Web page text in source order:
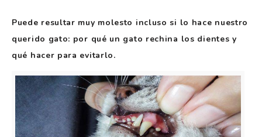
Puede resultar muy molesto incluso si lo hace nuestro
querido gato: por qué un gato rechina los dientes y
qué hacer para evitarlo.